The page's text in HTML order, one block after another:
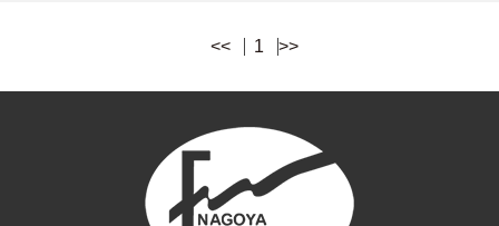
<< 1 >>